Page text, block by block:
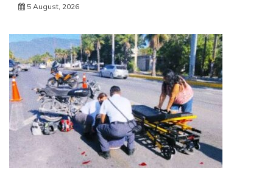
5 August, 2026